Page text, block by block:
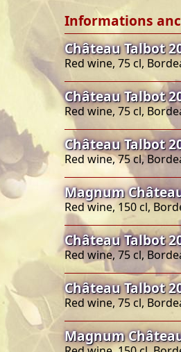
Informations
Château Talbot
Red wine, 75 cl,
Château Talbot
Red wine, 75 cl,
Château Talbot
Red wine, 75 cl,
Magnum
Red wine, 150 cl,
Château Talbot
Red wine, 75 cl,
Château Talbot
Red wine, 75 cl,
Magnum